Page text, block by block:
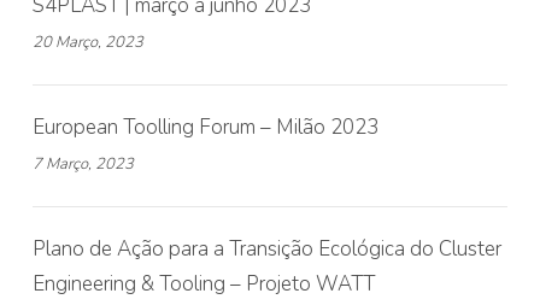
20 Março, 2023
European Toolling Forum – Milão 2023
7 Março, 2023
Plano de Ação para a Transição Ecológica do Cluster
Engineering & Tooling – Projeto WATT